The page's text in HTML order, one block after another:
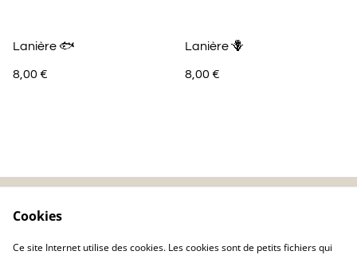
Lanière 🐟
8,00 €
Lanière 🪻
8,00 €
Cookies
Ce site Internet utilise des cookies. Les cookies sont de petits fichiers qui